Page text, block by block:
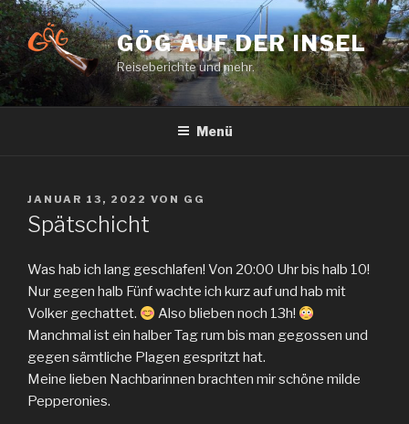
Zum
Inhalt
springen
GÖG AUF DER INSEL
Reiseberichte und mehr.
Menü
VERÖFFENTLICHT
AM
JANUAR 13, 2022 VON GG
Spätschicht
Was hab ich lang geschlafen! Von 20:00 Uhr bis halb 10!
Nur gegen halb Fünf wachte ich kurz auf und hab mit
Volker gechattet.
Also blieben noch 13h!
Manchmal ist ein halber Tag rum bis man gegossen und
gegen sämtliche Plagen gespritzt hat.
Meine lieben Nachbarinnen brachten mir schöne milde
Pepperonies.